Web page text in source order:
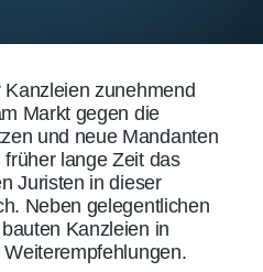
zunehmend
Markt gegen die
und neue Mandanten
lange Zeit das
Juristen in dieser
Neben gelegentlichen
Kanzleien in